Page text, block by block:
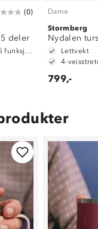
(0)
deler
Dame
Stormberg
Nydalen
Lettvekt
4-
799,-